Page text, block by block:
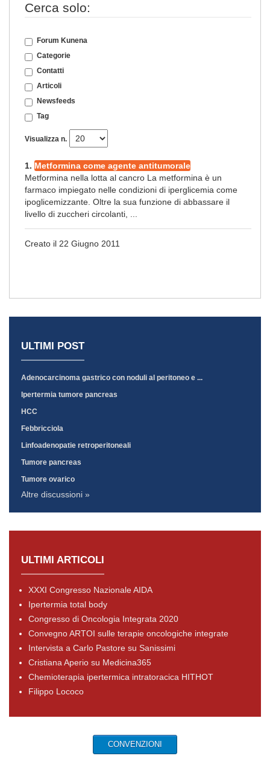
Cerca solo:
Forum Kunena
Categorie
Contatti
Articoli
Newsfeeds
Tag
Visualizza n.
1. Metformina come agente antitumorale
Metformina nella lotta al cancro La metformina è un
farmaco impiegato nelle condizioni di iperglicemia come
ipoglicemizzante. Oltre la sua funzione di abbassare il
livello di zuccheri circolanti, ...
Creato il 22 Giugno 2011
ULTIMI POST
Adenocarcinoma gastrico con noduli al peritoneo e ...
Ipertermia tumore pancreas
HCC
Febbricciola
Linfoadenopatie retroperitoneali
Tumore pancreas
Tumore ovarico
Altre discussioni »
ULTIMI ARTICOLI
XXXI Congresso Nazionale AIDA
Ipertermia total body
Congresso di Oncologia Integrata 2020
Convegno ARTOI sulle terapie oncologiche integrate
Intervista a Carlo Pastore su Sanissimi
Cristiana Aperio su Medicina365
Chemioterapia ipertermica intratoracica HITHOT
Filippo Lococo
CONVENZIONI